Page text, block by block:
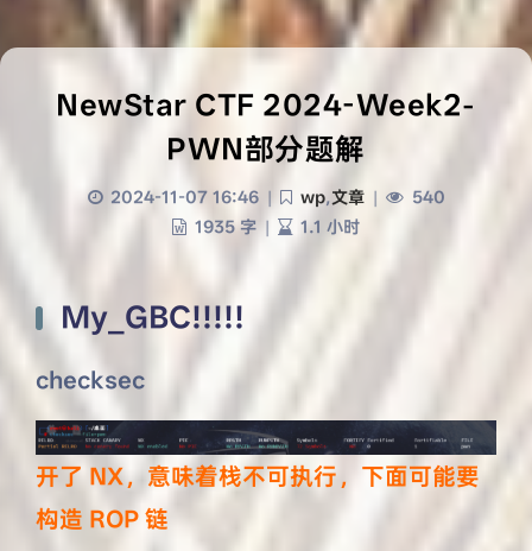
NewStar CTF 2024-Week2-
PWN部分题解
2024-11-07 16:46 | wp,文章 |
540
1935 字 | 1.1 小时
My_GBC!!!!!
checksec
开了 NX，意味着栈不可执行，下面可能要
构造 ROP 链